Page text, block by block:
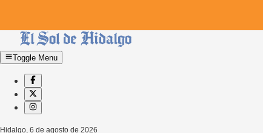
Toggle Menu
Hidalgo, 6 de agosto de 2026